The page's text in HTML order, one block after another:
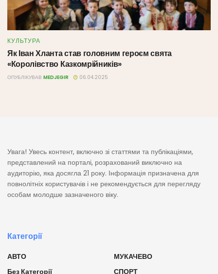
КУЛЬТУРА
Як Іван Хланта став головним героєм свята
«Королівство Казкомрійників»
ОПУБЛІКУВАВ MEDJEGIR 06.04.2025
Увага! Увесь контент, включно зі статтями та публікаціями,
представлений на порталі, розрахований виключно на
аудиторію, яка досягла 21 року. Інформація призначена для
повнолітніх користувачів і не рекомендується для перегляду
особам молодше зазначеного віку.
Категорії
АВТО
Без Категорії
МУКАЧЕВО
СПОРТ